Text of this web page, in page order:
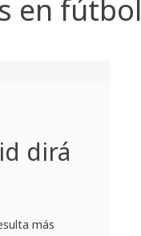
en fútbol
dirá
más